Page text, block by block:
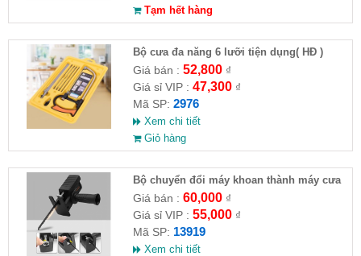
Tạm hết hàng
Bộ cưa đa năng 6 lưỡi tiện dụng( HĐ )
Giá bán : 52,800₫
Giá sỉ VIP : 47,300₫
Mã SP: 2976
Xem chi tiết
Giỏ hàng
Bộ chuyển đổi máy khoan thành máy cưa
(loại có thương hiệu)
Giá bán : 60,000₫
Giá sỉ VIP : 55,000₫
Mã SP: 13919
Xem chi tiết